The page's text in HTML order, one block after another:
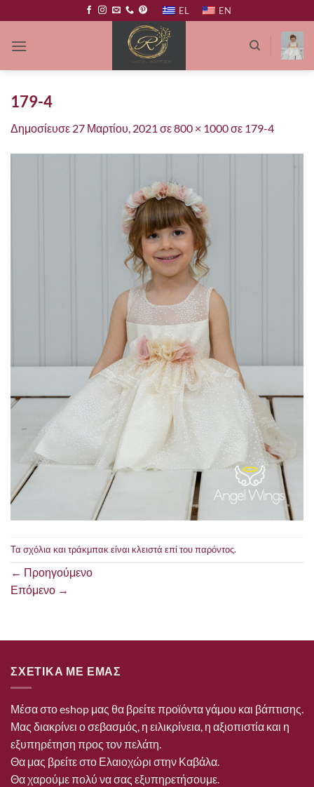
στο
περιεχόμενο
EL EN
179-4
Δημοσίευσε 27 Μαρτίου, 2021 σε800 × 1000σε 179-4
Τα σχόλια και τράκμπακ είναι κλειστά επί του παρόντος.
← Προηγούμενο
Επόμενο →
ΣΧΕΤΙΚΑ ΜΕ ΕΜΑΣ
Μέσα στο eshop μας θα βρείτε προϊόντα γάμου και βάπτισης.
Μας διακρίνει ο σεβασμός, η ειλικρίνεια, η αξιοπιστία και η
εξυπηρέτηση προς τον πελάτη.
Θα μας βρείτε στο Ελαιοχώρι στην Καβάλα.
Θα χαρούμε πολύ να σας εξυπηρετήσουμε.